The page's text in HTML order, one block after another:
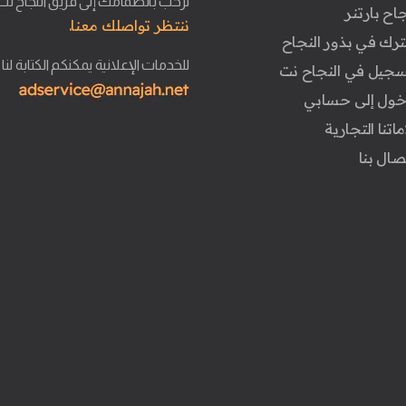
بارتنر
في بذور النجاح
في النجاح نت
إلى حسابي
التجارية
بنا
ننتظر تواصلك معنا.
للخدمات الإعلانية يمكنكم الكتابة لنا